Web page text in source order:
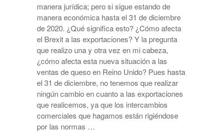
manera jurídica; pero si sigue estando de
manera económica hasta el 31 de diciembre
de 2020. ¿Qué significa esto? ¿Cómo afecta
el Brexit a las exportaciones? Y la pregunta
que realizo una y otra vez en mi cabeza,
¿cómo afecta esta nueva situación a las
ventas de queso en Reino Unido? Pues hasta
el 31 de diciembre, no tenemos que realizar
ningún cambio en cuanto a las exportaciones
que realicemos, ya que los intercambios
comerciales que hagamos están rigiéndose
por las normas …